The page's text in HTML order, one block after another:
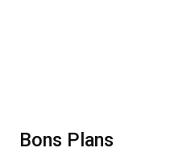
Bons Plans